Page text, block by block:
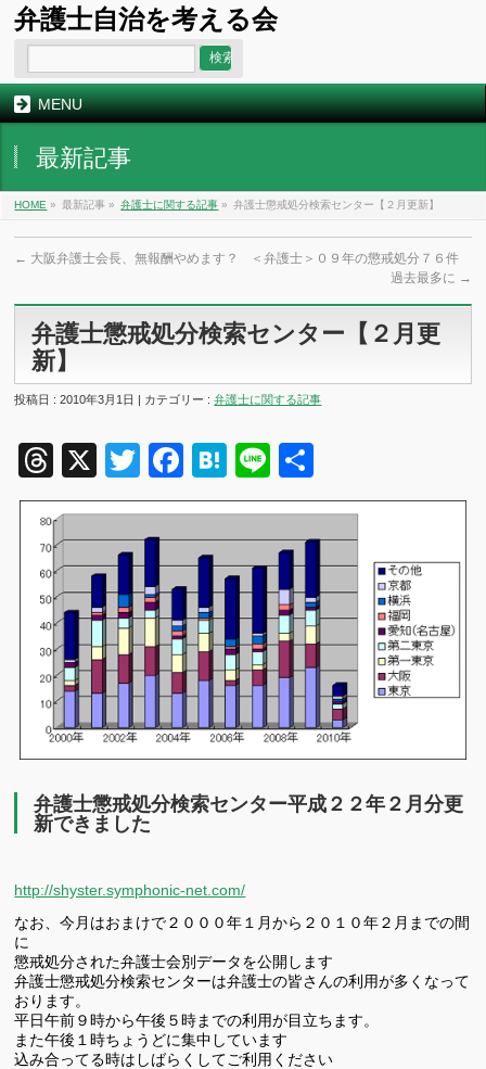
弁護士自治を考える会
MENU
最新記事
HOME » 最新記事 » 弁護士に関する記事 » 弁護士懲戒処分検索センター【２月更新】
← 大阪弁護士会長、無報酬やめます？
＜弁護士＞０９年の懲戒処分７６件
過去最多に →
弁護士懲戒処分検索センター【２月更
新】
投稿日 : 2010年3月1日 | カテゴリー :弁護士に関する記事
Threads
X TwitterFacebook
Hatena
Line
有
弁護士懲戒処分検索センター平成２２年２月分更
新できました
http://shyster.symphonic-net.com/
なお、今月はおまけで２０００年１月から２０１０年２月までの間
に
懲戒処分された弁護士会別データを公開します
弁護士懲戒処分検索センターは弁護士の皆さんの利用が多くなって
おります。
平日午前９時から午後５時までの利用が目立ちます。
また午後１時ちょうどに集中しています
込み合ってる時はしばらくしてご利用ください